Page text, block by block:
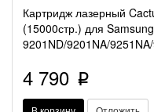
Картридж лазерный
(15000стр.) для
9201ND/9201NA/
4 790 p